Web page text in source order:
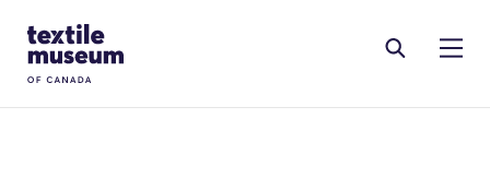
Site Logo